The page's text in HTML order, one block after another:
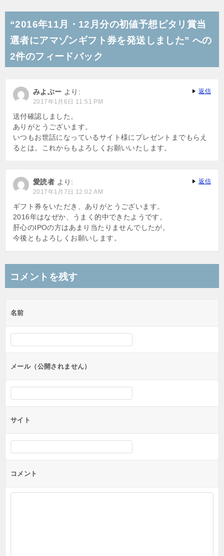
ビ
ー
ョ
ン
“2016年11月・12月分の初値予想ピタリ賞当
選者にアマゾンギフト券を発送しました” への
2件のフィードバック
みよぶー より:
2017年1月6日 11:51 PM
送付確認しました。
ありがとうございます。
いつもお世話になっているサイト様にプレゼントまでもらえ
るとは。これからもよろしくお願いいたします。
返信
愛読者 より:
2017年1月7日 12:02 AM
ギフト券をいただき、ありがとうございます。
2016年はなぜか、うまく的中できたようです。
肝心のIPOの方はあまり当たりませんでしたが。
今後ともよろしくお願いします。
返信
コメントを残す
名前
メール（公開されません）
サイト
コメント